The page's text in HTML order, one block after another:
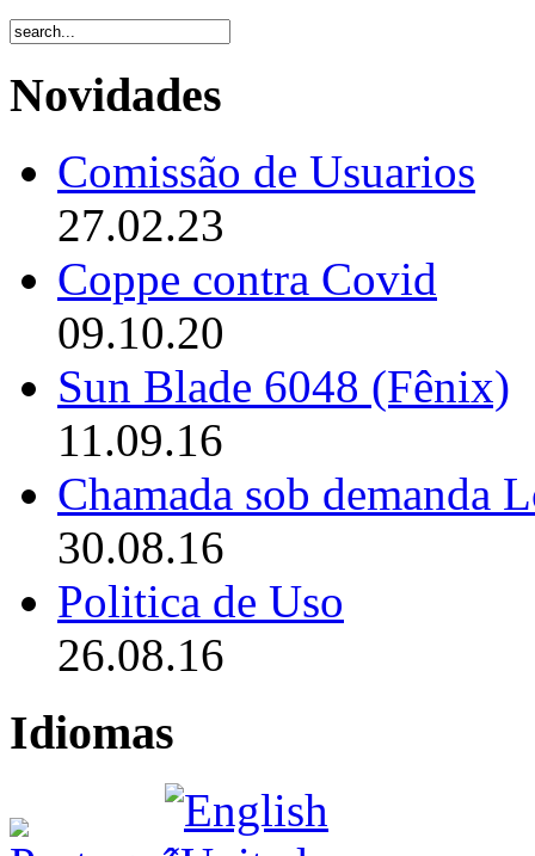
Novidades
Comissão de Usuarios
27.02.23
Coppe contra Covid
09.10.20
Sun Blade 6048 (Fênix)
11.09.16
Chamada sob demanda
30.08.16
Politica de Uso
26.08.16
Idiomas